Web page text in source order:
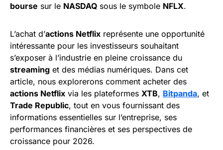
bourse sur le NASDAQ sous le symbole NFLX.
L’achat d’actions Netflix représente une opportunité
intéressante pour les investisseurs souhaitant
s’exposer à l’industrie en pleine croissance du
streaming et des médias numériques. Dans cet
article, nous explorerons comment acheter des
actions Netflix via les plateformes XTB, Bitpanda, et
Trade Republic, tout en vous fournissant des
informations essentielles sur l’entreprise, ses
performances financières et ses perspectives de
croissance pour 2026.